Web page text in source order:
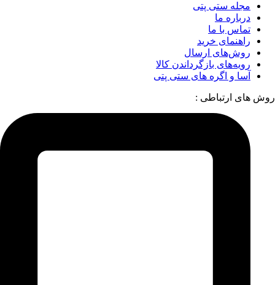
مجله ستی پتی
درباره ما
تماس با ما
راهنمای خرید
روش‌های ارسال
رویه‌های بازگرداندن کالا
آسا و اگره های ستی پتی
روش های ارتباطی :